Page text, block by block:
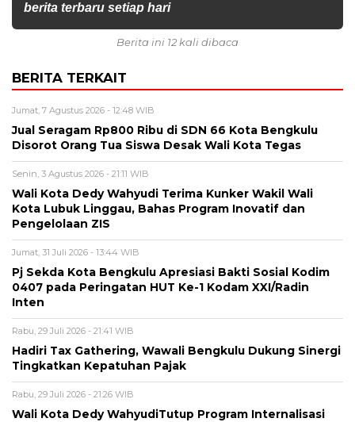
berita terbaru setiap hari
Berita ini 12 kali dibaca
BERITA TERKAIT
Jumat, 7 Agustus 2026 - 12:48 WIB
Jual Seragam Rp800 Ribu di SDN 66 Kota Bengkulu
Disorot Orang Tua Siswa Desak Wali Kota Tegas
Senin, 3 Agustus 2026 - 21:11 WIB
Wali Kota Dedy Wahyudi Terima Kunker Wakil Wali
Kota Lubuk Linggau, Bahas Program Inovatif dan
Pengelolaan ZIS
Jumat, 31 Juli 2026 - 13:44 WIB
Pj Sekda Kota Bengkulu Apresiasi Bakti Sosial Kodim
0407 pada Peringatan HUT Ke-1 Kodam XXI/Radin
Inten
Rabu, 29 Juli 2026 - 21:41 WIB
Hadiri Tax Gathering, Wawali Bengkulu Dukung Sinergi
Tingkatkan Kepatuhan Pajak
Rabu, 29 Juli 2026 - 21:26 WIB
Wali Kota Dedy WahyudiTutup Program Internalisasi